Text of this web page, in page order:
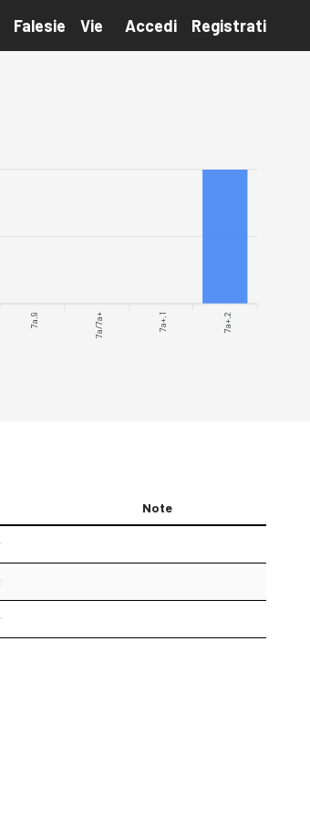
Falesie Vie Accedi Registrati
7a.9 7a/7a+ 7a+.1 7a+.2
Note